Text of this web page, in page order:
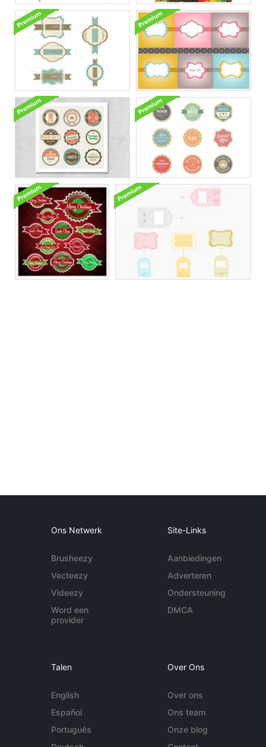
Ons Netwerk
Brusheezy
Vecteezy
Videezy
Word een
provider
Site-Links
Aanbiedingen
Adverteren
Ondersteuning
DMCA
Talen
English
Español
Português
Over Ons
Over ons
Ons team
Onze blog